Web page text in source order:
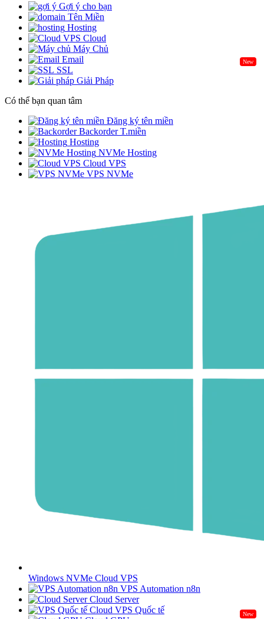
Gợi ý cho bạn
Tên Miền
Hosting
Cloud
Máy Chủ
New
Email
SSL
Giải Pháp
Có thể bạn quan tâm
Đăng ký tên miền
Backorder T.miền
Hosting
NVMe Hosting
Cloud VPS
VPS NVMe
Windows NVMe Cloud VPS
VPS Automation n8n
Cloud Server
Cloud VPS Quốc tế
New